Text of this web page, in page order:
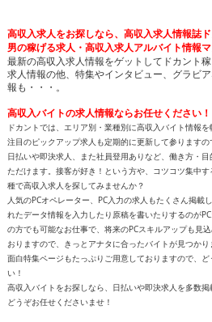
高収入求人をお探しなら、高収入求人情報誌
男の稼げる求人・高収入求人アルバイト情報
最新の高収入求人情報をゲットしてドカント稼
求人情報の他、特集やインタビュー、グラビ
報も・・・。
高収入バイトの求人情報ならお任せください！
ドカントでは、エリア別・業種別に高収入バイト情報を
注目のピックアップ求人も定期的に更新して参りますの
日払いや即決求人、また社員登用ありなど、働き方・
ただけます。接客が好き！という方や、コツコツ集中
種で高収入求人を探してみませんか？
人気のPCオペレーター、PC入力の求人もたくさん掲載
れたデータ情報を入力したり原稿を書いたりするのが
の方でも可能なお仕事で、将来のPCスキルアップも見
おりますので、きっとアナタに合ったバイトが見つかり
面白特集ページもたっぷりご用意しておりますので、
い！
高収入バイトをお探しなら、日払いや即決求人を多数
どうぞお任せくださいませ！